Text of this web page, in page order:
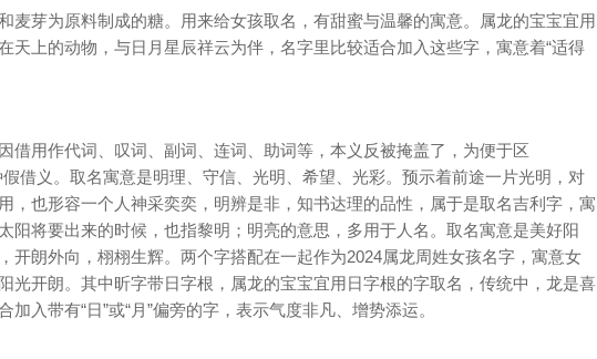
芽为原料制成的糖。用来给女孩取名，有甜蜜与温馨的寓意。属龙的宝宝宜用
天上的动物，与日月星辰祥云为伴，名字里比较适合加入这些字，寓意着“适得
用作代词、叹词、副词、连词、助词等，本义反被掩盖了，为便于区
假借义。取名寓意是明理、守信、光明、希望、光彩。预示着前途一片光明，对
，也形容一个人神采奕奕，明辨是非，知书达理的品性，属于是取名吉利字，寓
阳将要出来的时候，也指黎明；明亮的意思，多用于人名。取名寓意是美好阳
开朗外向，栩栩生辉。两个字搭配在一起作为2024属龙周姓女孩名字，寓意女
光开朗。其中昕字带日字根，属龙的宝宝宜用日字根的字取名，传统中，龙是喜
入带有“日”或“月”偏旁的字，表示气度非凡、增势添运。